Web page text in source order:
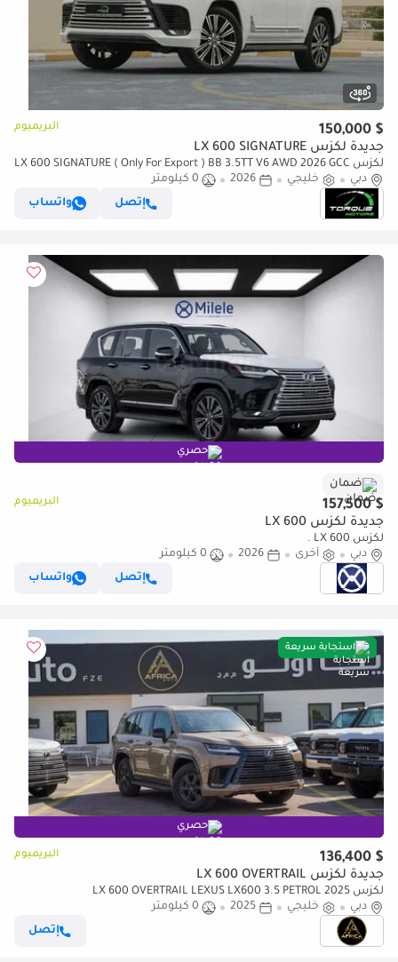
$ 150,000 البريميوم
جديدة لكزس LX 600 SIGNATURE
لكزس LX 600 SIGNATURE ( Only For Export ) BB 3.5TT V6 AWD 2026 GCC
BRAND NEW
دبي خليجي 2026
0 كيلومتر
إتصل
واتساب
حصري
ضمان
$ 157,500 البريميوم
جديدة لكزس LX 600
لكزس LX 600 .
دبي
أخرى 2026
0 كيلومتر
إتصل
واتساب
استجابة سريعة
حصري
$ 136,400 البريميوم
جديدة لكزس LX 600 OVERTRAIL
لكزس LX 600 OVERTRAIL LEXUS LX600 3.5 PETROL 2025
دبي
خليجي 2025
0 كيلومتر
إتصل